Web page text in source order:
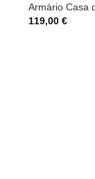
Armário Casa
119,00 €